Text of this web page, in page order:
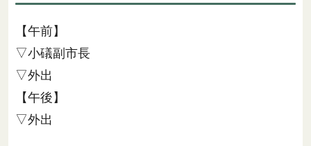
【午前】
▽小礒副市長
▽外出
【午後】
▽外出